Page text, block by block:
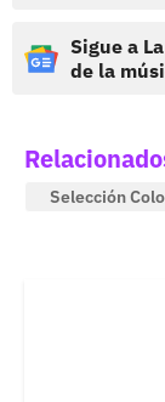
Sigue a
de la
Selección